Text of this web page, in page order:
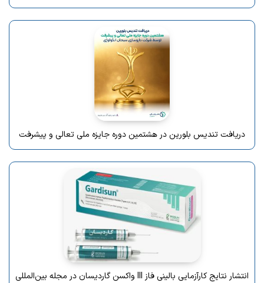
دریافت تندیس بلورین در هشتمین دوره جایزه ملی تعالی و پیشرفت
انتشار نتایج کارآزمایی بالینی فاز III واکسن گاردیسان در مجله بین‌المللی